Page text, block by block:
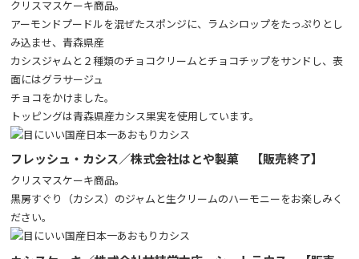
クリスマスケーキ商品。
アーモンドプードルを混ぜたスポンジに、ラムシロップをたっぷりとし
み込ませ、青森県産
カシスジャムと２種類のチョコクリームとチョコチップをサンドし、表
面にはグラサージュ
チョコをかけました。
トッピングは青森県産カシス果実を使用しています。
フレッシュ・カシス／株式会社はとや製菓 【販売終了】
クリスマスケーキ商品。
黒房すぐり（カシス）のジャムと生クリームのハーモニーをお楽しみく
ださい。